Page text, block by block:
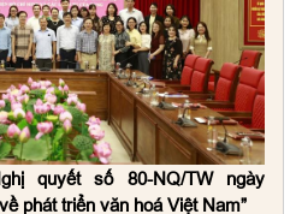
quyết số 80-NQ/TW ngày
phát triển văn hoá Việt Nam”